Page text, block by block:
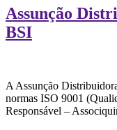
Assunção
BSI
A Assunção
normas ISO 9001
Responsável –